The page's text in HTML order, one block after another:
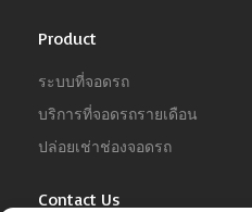
Product
ระบบที่จอดรถ
บริการที่จอดรถรายเดือน
ปล่อยเช่าช่องจอดรถ
Contact Us